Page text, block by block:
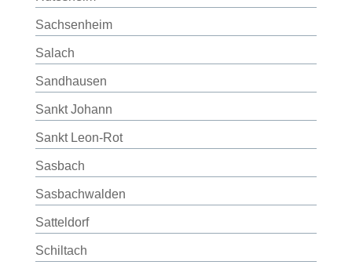
Sachsenheim
Salach
Sandhausen
Sankt Johann
Sankt Leon-Rot
Sasbach
Sasbachwalden
Satteldorf
Schiltach